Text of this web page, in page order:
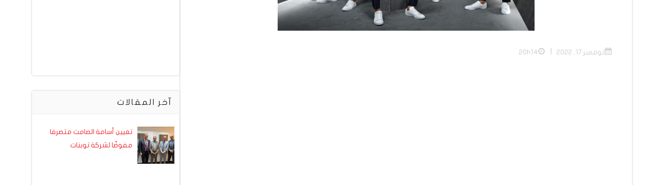
نوفمبر 17, 2022 20h14
آخر المقالات
تعيين أسامة الصامت متصرفا
مفوضًا لشركة توبنات